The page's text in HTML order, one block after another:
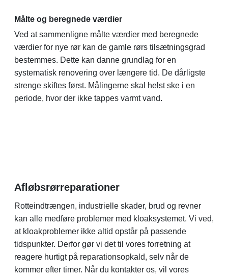
Målte og beregnede værdier
Ved at sammenligne målte værdier med beregnede
værdier for nye rør kan de gamle rørs tilsætningsgrad
bestemmes. Dette kan danne grundlag for en
systematisk renovering over længere tid. De dårligste
strenge skiftes først. Målingerne skal helst ske i en
periode, hvor der ikke tappes varmt vand.
Afløbsrørreparationer
Rotteindtrængen, industrielle skader, brud og revner
kan alle medføre problemer med kloaksystemet. Vi ved,
at kloakproblemer ikke altid opstår på passende
tidspunkter. Derfor gør vi det til vores forretning at
reagere hurtigt på reparationsopkald, selv når de
kommer efter timer. Når du kontakter os, vil vores